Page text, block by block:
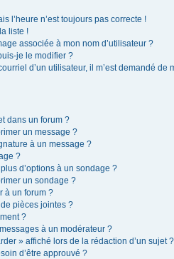
l’heure n’est toujours pas correcte !
liste !
associée à mon nom d’utilisateur ?
je le modifier ?
d’un utilisateur, il m’est demandé de
dans un forum ?
un message ?
à un message ?
?
d’options à un sondage ?
un sondage ?
à un forum ?
pièces jointes ?
?
à un modérateur ?
» affiché lors de la rédaction d’un sujet ?
d’être approuvé ?